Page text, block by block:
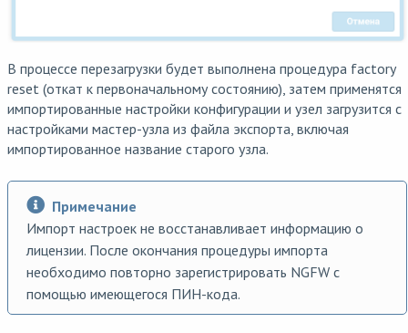
В процессе перезагрузки будет выполнена процедура factory
reset (откат к первоначальному состоянию), затем применятся
импортированные настройки конфигурации и узел загрузится с
настройками мастер-узла из файла экспорта, включая
импортированное название старого узла.
Примечание
Импорт настроек не восстанавливает информацию о
лицензии. После окончания процедуры импорта
необходимо повторно зарегистрировать NGFW с
помощью имеющегося ПИН-кода.